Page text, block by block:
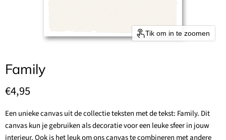
Tik om in te zoomen
Family
Huidige prijs
€4,95
Een unieke canvas uit de collectie teksten met de tekst: Family. Dit
canvas kun je gebruiken als decoratie voor een leuke sfeer in jouw
interieur. Ook is het leuk om ons canvas te combineren met andere